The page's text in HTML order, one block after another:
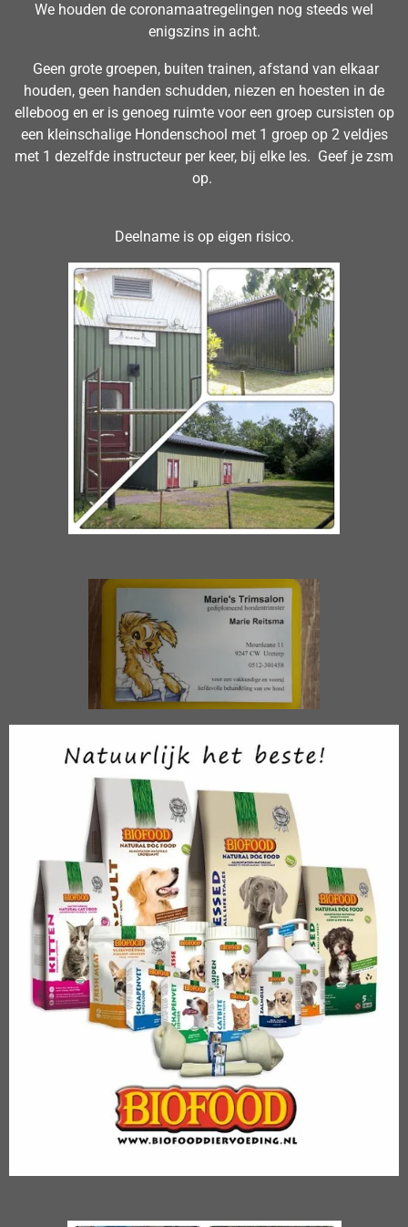
We houden de coronamaatregelingen nog steeds wel
enigszins in acht.
Geen grote groepen, buiten trainen, afstand van elkaar
houden, geen handen schudden, niezen en hoesten in de
elleboog en er is genoeg ruimte voor een groep cursisten op
een kleinschalige Hondenschool met 1 groep op 2 veldjes
met 1 dezelfde instructeur per keer, bij elke les. Geef je zsm
op.
Deelname is op eigen risico.